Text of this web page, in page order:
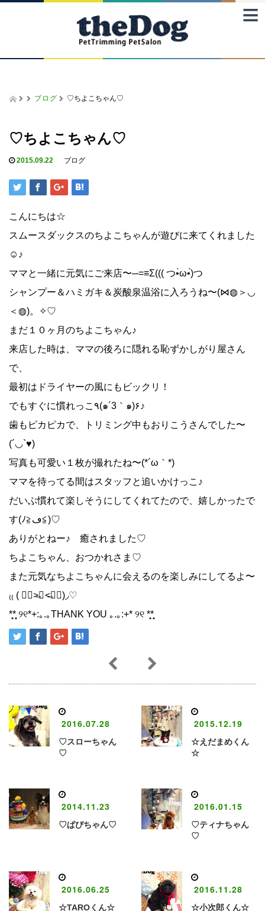
≡
ブログ ♡ちよこちゃん♡
♡ちよこちゃん♡
2015.09.22 ブログ
こんにちは☆
スムースダックスのちよこちゃんが遊びに来てくれました
☺♪
ママと一緒に元気にご来店〜─=≡Σ((( つ•̀ω•́)つ
シャンプー＆ハミガキ＆炭酸泉温浴に入ろうね〜(⋈◍＞◡
＜◍)。✧♡
まだ１０ヶ月のちよこちゃん♪
来店した時は、ママの後ろに隠れる恥ずかしがり屋さん
で、
最初はドライヤーの風にもビックリ！
でもすぐに慣れっこ٩(๑´3｀๑)۶♪
歯もピカピカで、トリミング中もおりこうさんでした〜
(´◡`♥)
写真も可愛い１枚が撮れたね〜(*´ω｀*)
ママを待ってる間はスタッフと追いかけっこ♪
だいぶ慣れて楽しそうにしてくれてたので、嬉しかったで
す(ﾉ≧ڡ≦)♡
ありがとねー♪ 癒されました♡
ちよこちゃん、おつかれさま♡
また元気なちよこちゃんに会えるのを楽しみにしてるよ〜
₍₍ ( ๑॔˃̶◡ ˂̶๑॓)◞♡
*̩̩̥*̩̩̥ ୨୧*+:｡.｡THANK YOU ｡.｡:+* ୨୧ *̩̩̥*̩̩̥
2016.07.28
♡スローちゃん
♡
2015.12.19
☆えだまめくん
☆
2014.11.23
♡ぱぴちゃん♡
2016.01.15
♡ティナちゃん
♡
2016.06.25
☆TAROくん☆
2016.11.28
☆小次郎くん☆